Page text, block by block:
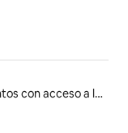
Alojamientos con acceso a las pistas de esquí